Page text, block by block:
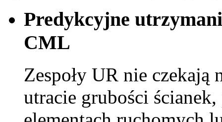
Predykcyjne
CML
Zespoły UR nie
utracie grubości